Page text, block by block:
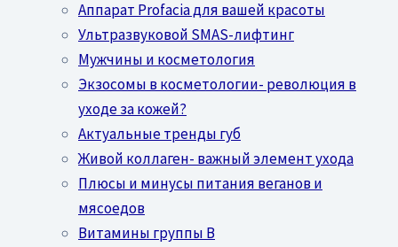
Аппарат Profacia для вашей красоты
Ультразвуковой SMAS-лифтинг
Мужчины и косметология
Экзосомы в косметологии- революция в
уходе за кожей?
Актуальные тренды губ
Живой коллаген- важный элемент ухода
Плюсы и минусы питания веганов и
мясоедов
Витамины группы В